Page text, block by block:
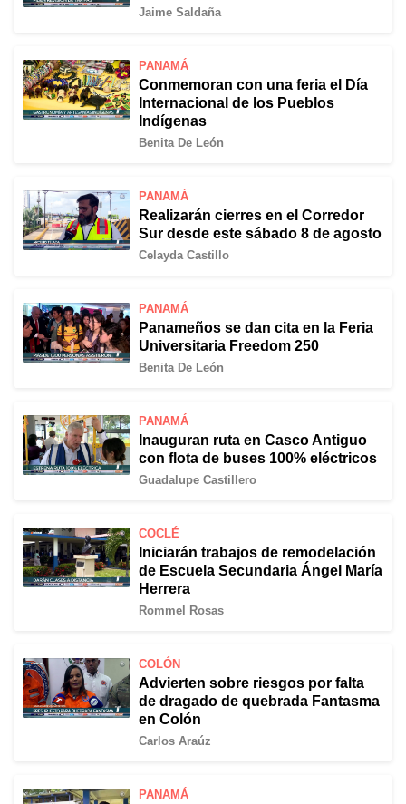
Jaime Saldaña
PANAMÁ
Conmemoran con una feria el Día
Internacional de los Pueblos
Indígenas
Benita De León
PANAMÁ
Realizarán cierres en el Corredor
Sur desde este sábado 8 de agosto
Celayda Castillo
PANAMÁ
Panameños se dan cita en la Feria
Universitaria Freedom 250
Benita De León
PANAMÁ
Inauguran ruta en Casco Antiguo
con flota de buses 100% eléctricos
Guadalupe Castillero
COCLÉ
Iniciarán trabajos de remodelación
de Escuela Secundaria Ángel María
Herrera
Rommel Rosas
COLÓN
Advierten sobre riesgos por falta
de dragado de quebrada Fantasma
en Colón
Carlos Araúz
PANAMÁ